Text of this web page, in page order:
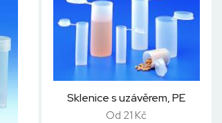
Sklenice s uzávěrem, PE
Od 21 Kč